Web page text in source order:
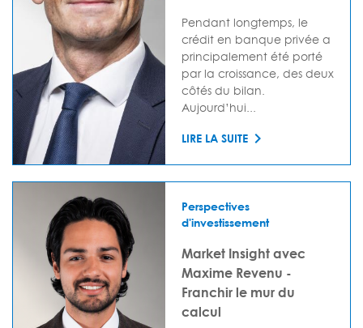
Pendant longtemps, le
crédit en banque privée a
principalement été porté
par la croissance, des deux
côtés du bilan.
Aujourd’hui...
LIRE LA SUITE
Perspectives
d'investissement
Market Insight avec
Maxime Revenu -
Franchir le mur du
calcul